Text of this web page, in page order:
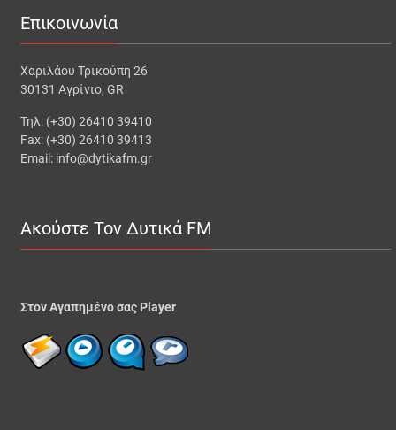
Επικοινωνία
Χαριλάου Τρικούπη 26
30131 Αγρίνιο, GR
Τηλ: (+30) 26410 39410
Fax: (+30) 26410 39413
Email: info@dytikafm.gr
Ακούστε Τον Δυτικά FM
Στον Αγαπημένο σας Player